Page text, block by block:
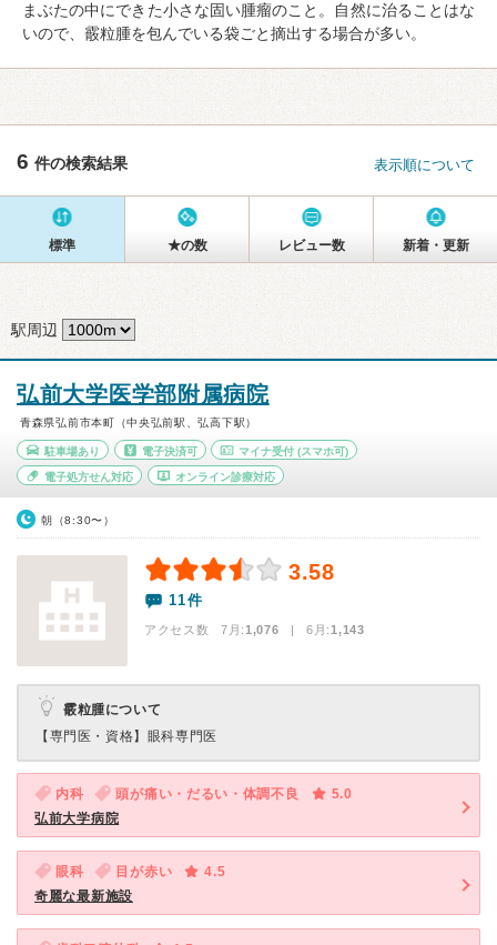
まぶたの中にできた小さな固い腫瘤のこと。自然に治ることはな
いので、霰粒腫を包んでいる袋ごと摘出する場合が多い。
6 件の検索結果 表示順について
標準 ★の数 レビュー数 新着・更新
駅周辺
弘前大学医学部附属病院
青森県弘前市本町（中央弘前駅、弘高下駅）
駐車場あり 電子決済可 マイナ受付 (スマホ可)
電子処方せん対応 オンライン診療対応
朝（8:30〜）
3.58
11件
アクセス数 7月:1,076 | 6月:1,143
霰粒腫について
【専門医・資格】 眼科専門医
内科 頭が痛い・だるい・体調不良
5.0
弘前大学病院
眼科 目が赤い
4.5
奇麗な最新施設